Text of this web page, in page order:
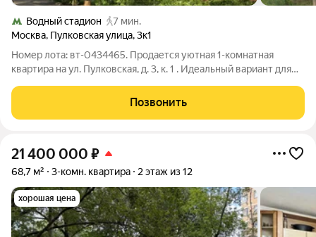
Водный стадион
7 мин.
Москва, Пулковская улица,3к1
Номер лота: вт-0434465. Продается уютная 1-комнатная
квартира на ул. Пулковская, д. 3, к. 1 . Идеальный вариант для
необходимости дополнительных вложений! О квартире: o
Светлая и уютная комната с
Позвонить
21 400 000 ₽
68,7 м² 3-комн. квартира 2 этаж из 12
хорошая цена